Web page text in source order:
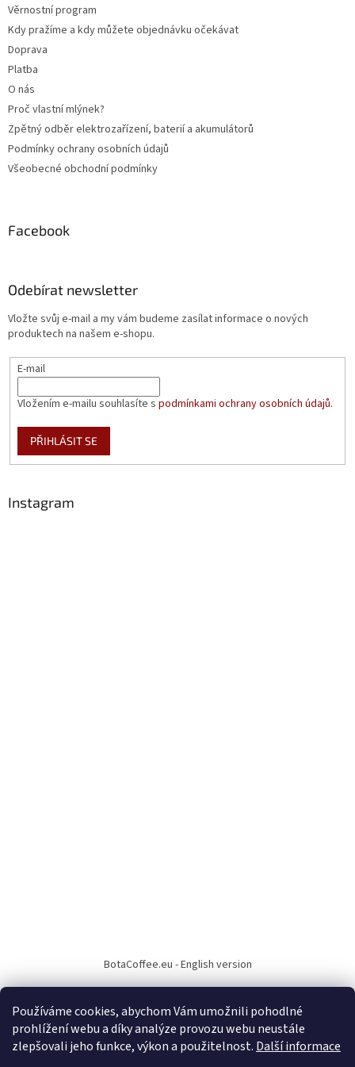
Používáme cookies, abychom Vám umožnili pohodlné
prohlížení webu a díky analýze provozu webu neustále
zlepšovali jeho funkce, výkon a použitelnost. Další informace
Věrnostní program
Kdy pražíme a kdy můžete objednávku očekávat
Doprava
Platba
O nás
Proč vlastní mlýnek?
Zpětný odběr elektrozařízení, baterií a akumulátorů
Podmínky ochrany osobních údajů
Všeobecné obchodní podmínky
Facebook
Odebírat newsletter
Vložte svůj e-mail a my vám budeme zasílat informace o nových
produktech na našem e-shopu.
E-mail
Vložením e-mailu souhlasíte s podmínkami ochrany osobních údajů.
PŘIHLÁSIT SE
Instagram
BotaCoffee.eu - English version